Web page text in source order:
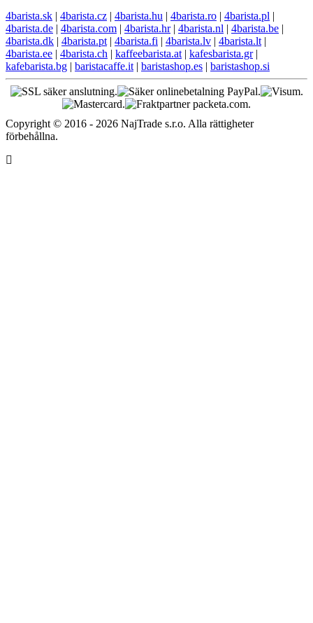
4barista.sk | 4barista.cz | 4barista.hu | 4barista.ro | 4barista.pl |
4barista.de | 4barista.com | 4barista.hr| 4barista.nl | 4barista.be |
4barista.dk | 4barista.pt | 4barista.fi | 4barista.lv | 4barista.lt |
4barista.ee | 4barista.ch | kaffeebarista.at | kafesbarista.gr|
kafebarista.bg | baristacaffe.it | baristashop.es | baristashop.si
Copyright © 2016 - 2026 NajTrade s.r.o. Alla rättigheter
förbehållna.